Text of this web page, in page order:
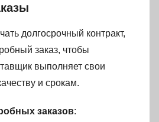
долгосрочный контракт,
заказ, чтобы
выполняет свои
и срокам.
заказов: